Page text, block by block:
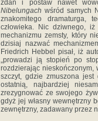
zdań i postaw nawet
Nibelungach wśród samych
znakomitego dramaturga,
człowieka. Nic dziwnego,
mechanizmu zemsty, który
dzisiaj nazwać
Friedrich Hebbel pisał, iż
„prowadzi ją stopień po
rozdzierając
szczyt, gdzie zmuszona
ostatnią, najbardziej
zrezygnować ze swojego
gdyż jej własny wewnętrzny
zewnętrzny, zadawany przez